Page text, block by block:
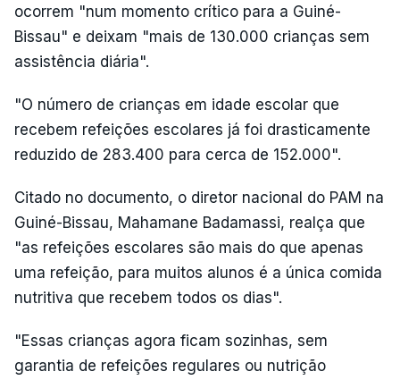
ocorrem "num momento crítico para a Guiné-
Bissau" e deixam "mais de 130.000 crianças sem
assistência diária".
"O número de crianças em idade escolar que
recebem refeições escolares já foi drasticamente
reduzido de 283.400 para cerca de 152.000".
Citado no documento, o diretor nacional do PAM na
Guiné-Bissau, Mahamane Badamassi, realça que
"as refeições escolares são mais do que apenas
uma refeição, para muitos alunos é a única comida
nutritiva que recebem todos os dias".
"Essas crianças agora ficam sozinhas, sem
garantia de refeições regulares ou nutrição